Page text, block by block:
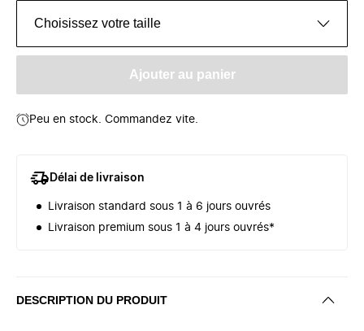
Choisissez votre taille
Ajouter au panier
Peu en stock. Commandez vite.
Délai de livraison
Livraison standard sous 1 à 6 jours ouvrés
Livraison premium sous 1 à 4 jours ouvrés*
DESCRIPTION DU PRODUIT